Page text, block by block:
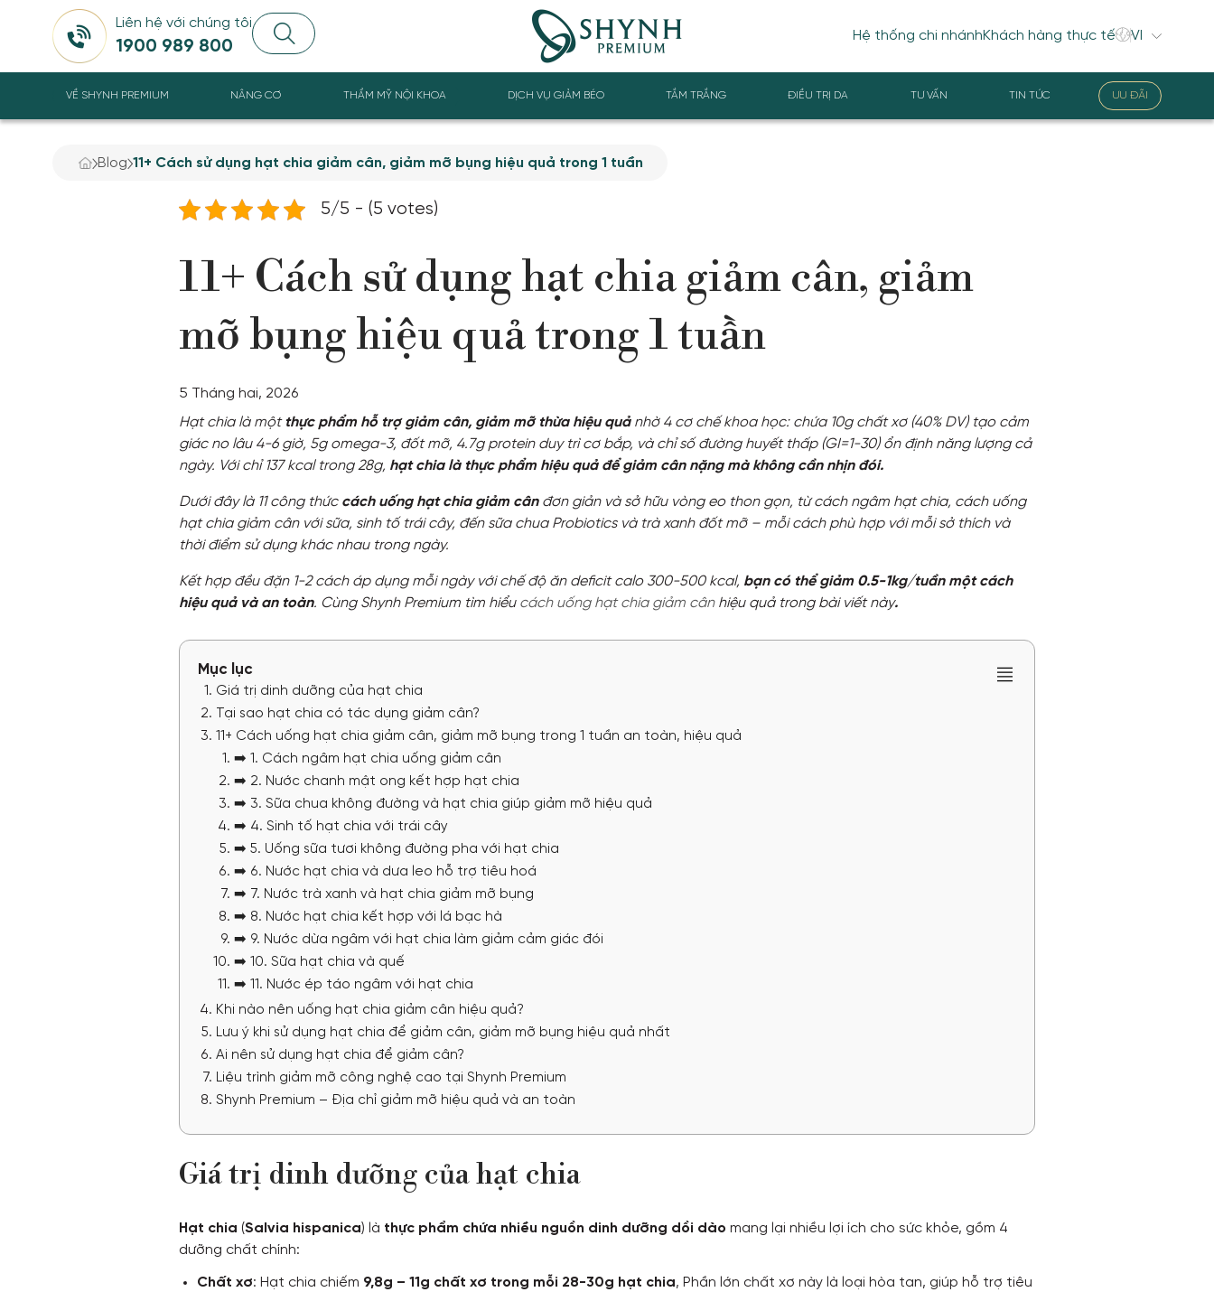
Liên hệ với chúng tôi
1900 989 800
Hệ thống chi nhánhKhách hàng thực tế
VỀ SHYNH PREMIUM NÂNG CƠ THẨM MỸ NỘI KHOA DỊCH VỤ GIẢM BÉO TẮM TRẮNG ĐIỀU TRỊ DA TƯ VẤN TIN TỨC ƯU ĐÃI
Blog 11+ Cách sử dụng hạt chia giảm cân, giảm mỡ bụng hiệu quả trong 1 tuần
5/5 - (5 votes)
11+ Cách sử dụng hạt chia giảm cân, giảm
mỡ bụng hiệu quả trong 1 tuần
5 Tháng hai, 2026
Hạt chia là mộtthực phẩm hỗ trợ giảm cân, giảm mỡ thừa hiệu quảnhờ 4 cơ chế khoa học: chứa 10g chất xơ (40% DV) tạo cảm
giác no lâu 4-6 giờ, 5g omega-3, đốt mỡ, 4.7g protein duy trì cơ bắp, và chỉ số đường huyết thấp (GI=1-30) ổn định năng lượng cả
ngày. Với chỉ 137 kcal trong 28g, hạt chia là thực phẩm hiệu quả để giảm cân nặng mà không cần nhịn đói.
Dưới đây là 11 công thức cách uống hạt chia giảm cânđơn giản và sở hữu vòng eo thon gọn, từ cách ngâm hạt chia, cách uống
hạt chia giảm cân với sữa, sinh tố trái cây, đến sữa chua Probiotics và trà xanh đốt mỡ – mỗi cách phù hợp với mỗi sở thích và
thời điểm sử dụng khác nhau trong ngày.
Kết hợp đều đặn 1-2 cách áp dụng mỗi ngày với chế độ ăn deficit calo 300-500 kcal, bạn có thể giảm 0.5-1kg/tuần một cách
hiệu quả và an toàn. Cùng Shynh Premium tìm hiểu cách uống hạt chia giảm cânhiệu quả trong bài viết này.
Mục lục
Giá trị dinh dưỡng của hạt chia
Tại sao hạt chia có tác dụng giảm cân?
11+ Cách uống hạt chia giảm cân, giảm mỡ bụng trong 1 tuần an toàn, hiệu quả
➡️ 1. Cách ngâm hạt chia uống giảm cân
➡️ 2. Nước chanh mật ong kết hợp hạt chia
➡️ 3. Sữa chua không đường và hạt chia giúp giảm mỡ hiệu quả
➡️ 4. Sinh tố hạt chia với trái cây
➡️ 5. Uống sữa tươi không đường pha với hạt chia
➡️ 6. Nước hạt chia và dưa leo hỗ trợ tiêu hoá
➡️ 7. Nước trà xanh và hạt chia giảm mỡ bụng
➡️ 8. Nước hạt chia kết hợp với lá bạc hà
➡️ 9. Nước dừa ngâm với hạt chia làm giảm cảm giác đói
➡️ 10. Sữa hạt chia và quế
➡️ 11. Nước ép táo ngâm với hạt chia
Khi nào nên uống hạt chia giảm cân hiệu quả?
Lưu ý khi sử dụng hạt chia để giảm cân, giảm mỡ bụng hiệu quả nhất
Ai nên sử dụng hạt chia để giảm cân?
Liệu trình giảm mỡ công nghệ cao tại Shynh Premium
Shynh Premium – Địa chỉ giảm mỡ hiệu quả và an toàn
Giá trị dinh dưỡng của hạt chia
Hạt chia (Salvia hispanica) là thực phẩm chứa nhiều nguồn dinh dưỡng dồi dào mang lại nhiều lợi ích cho sức khỏe, gồm 4
dưỡng chất chính:
Chất xơ: Hạt chia chiếm 9,8g – 11g chất xơ trong mỗi 28-30g hạt chia, Phần lớn chất xơ này là loại hòa tan, giúp hỗ trợ tiêu